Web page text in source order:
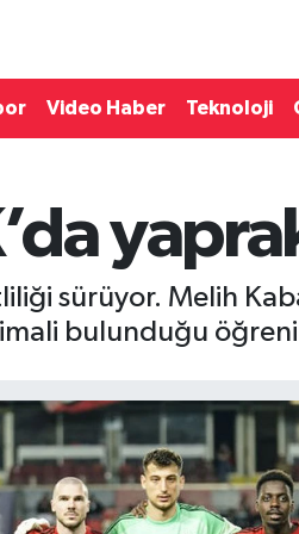
Video Haber Teknoloji
sürüyor. Melih
bulunduğu